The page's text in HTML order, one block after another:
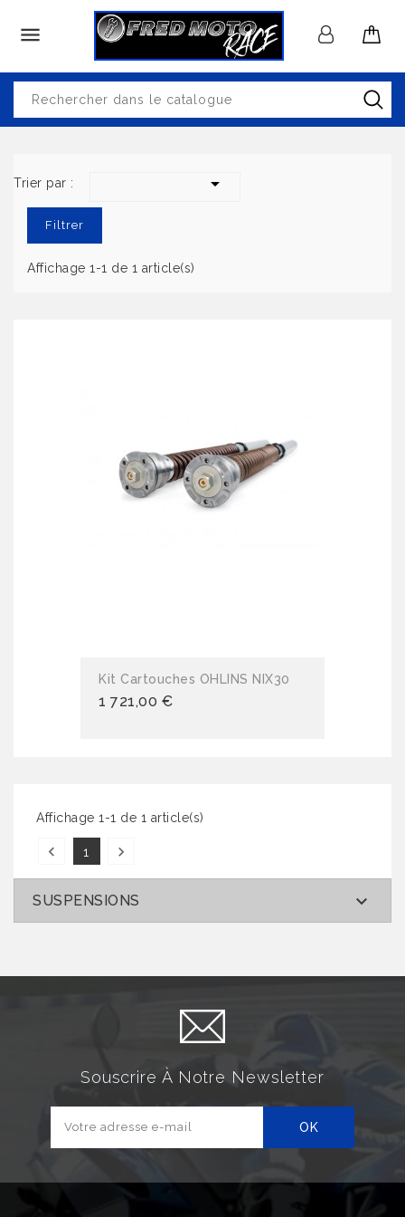

Trier par : 
Filtrer
Affichage 1-1 de 1 article(s)
Kit Cartouches OHLINS NIX30
1 721,00 €
Affichage 1-1 de 1 article(s)
 1 
SUSPENSIONS 
Souscrire À Notre Newsletter